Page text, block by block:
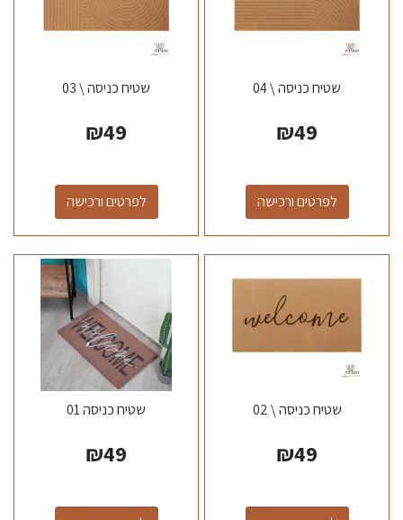
שטיח כניסה \ 04
₪49
לפרטים ורכישה
שטיח כניסה \ 03
₪49
לפרטים ורכישה
שטיח כניסה \ 02
₪49
שטיח כניסה 01
₪49